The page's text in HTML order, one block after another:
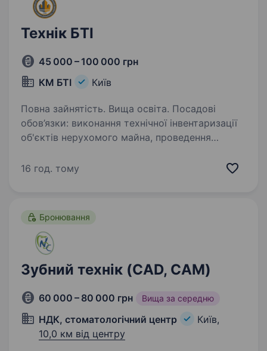
Технік БТІ
45 000 – 100 000 грн
КМ БТІ
Київ
Повна зайнятість. Вища освіта. Посадові
обов’язки: виконання технічної інвентаризації
об'єктів нерухомого майна, проведення
квартир і нежитлових приміщень;
16 год. тому
Бронювання
Зубний технік (CAD, CAM)
60 000 – 80 000 грн Вища за середню
НДК, стоматологічний центр
Київ,
10,0 км від центру